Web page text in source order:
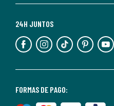
FORMAS DE PAGO:
24H JUNTOS